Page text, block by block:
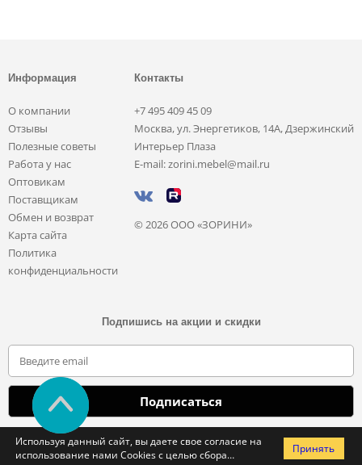
Информация
О компании
Отзывы
Полезные советы
Работа у нас
Оптовикам
Поставщикам
Обмен и возврат
Карта сайта
Политика
конфиденциальности
Контакты
+7 495 409 45 09
Москва, ул. Энергетиков, 14А, Дзержинский
Интерьер Плаза
E-mail: zorini.mebel@mail.ru
© 2026 ООО «ЗОРИНИ»
Подпишись на акции и скидки
Отправляя свои данные, вы соглашаетесь с политикой обработки
персональных данных
Используя данный сайт, вы даете свое согласие на
использование нами Cookies с целью сбора
Принять